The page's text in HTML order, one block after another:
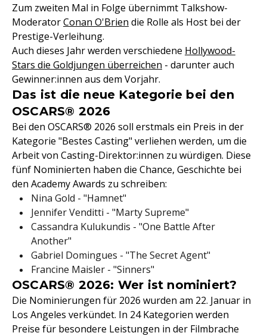
Zum zweiten Mal in Folge übernimmt Talkshow-
ModeratorConan O'Brien die Rolle als Host bei der
Prestige-Verleihung.
Auch dieses Jahr werden verschiedene Hollywood-
Stars die Goldjungen überreichen - darunter auch
Gewinner:innen aus dem Vorjahr.
Das ist die neue Kategorie bei den
OSCARS® 2026
Bei den OSCARS® 2026 soll erstmals ein Preis in der
Kategorie "Bestes Casting" verliehen werden, um die
Arbeit von Casting-Direktor:innen zu würdigen. Diese
fünf Nominierten haben die Chance, Geschichte bei
den Academy Awards zu schreiben:
Nina Gold - "Hamnet"
Jennifer Venditti - "Marty Supreme"
Cassandra Kulukundis - "One Battle After
Another"
Gabriel Domingues - "The Secret Agent"
Francine Maisler - "Sinners"
OSCARS® 2026: Wer ist nominiert?
Die Nominierungen für 2026 wurden am 22. Januar in
Los Angeles verkündet. In 24 Kategorien werden
Preise für besondere Leistungen in der Filmbrache